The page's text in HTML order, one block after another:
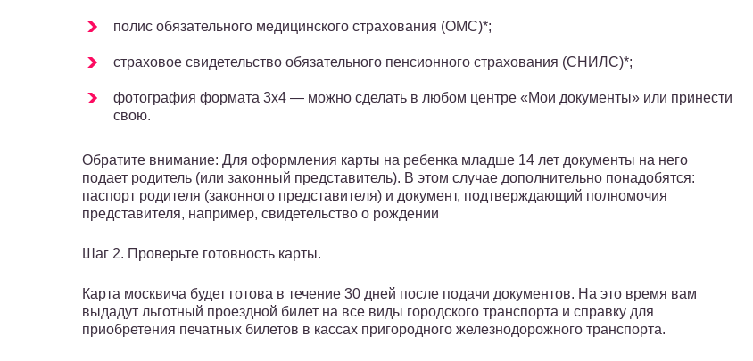
полис обязательного медицинского страхования (ОМС)*;
страховое свидетельство обязательного пенсионного страхования (СНИЛС)*;
фотография формата 3х4 — можно сделать в любом центре «Мои документы» или принести
свою.
Обратите внимание: Для оформления карты на ребенка младше 14 лет документы на него
подает родитель (или законный представитель). В этом случае дополнительно понадобятся:
паспорт родителя (законного представителя) и документ, подтверждающий полномочия
представителя, например, свидетельство о рождении
Шаг 2. Проверьте готовность карты.
Карта москвича будет готова в течение 30 дней после подачи документов. На это время вам
выдадут льготный проездной билет на все виды городского транспорта и справку для
приобретения печатных билетов в кассах пригородного железнодорожного транспорта.